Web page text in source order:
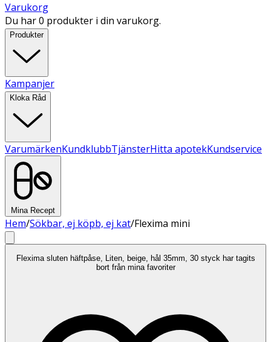
Varukorg
Du har 0 produkter i din varukorg.
Produkter
Kampanjer
Kloka Råd
VarumärkenKundklubbTjänsterHitta apotekKundservice
Mina Recept
Hem/Sökbar, ej köpb, ej kat/Flexima mini
Flexima sluten häftpåse, Liten, beige, hål 35mm, 30 styck har tagits
bort från mina favoriter